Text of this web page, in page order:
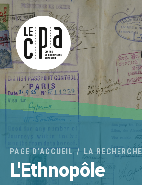
PAGE D'ACCUEIL LA RECHERCHE
L'Ethnopôle